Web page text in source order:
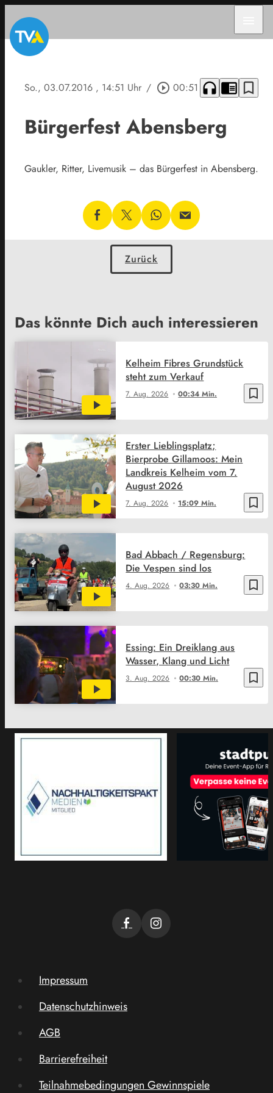
So., 03.07.2016 , 14:51 Uhr / play_circle_outline 00:51 headphones chrome_reader_mode bookmark_border
Bürgerfest Abensberg
Gaukler, Ritter, Livemusik – das Bürgerfest in Abensberg.
Zurück
Das könnte Dich auch interessieren
bookmark_border
7. Aug. 2026 00:34 Min.
Kelheim Fibres Grundstück
steht zum Verkauf
bookmark_border
7. Aug. 2026 15:09 Min.
Erster Lieblingsplatz;
Bierprobe Gillamoos: Mein
Landkreis Kelheim vom 7.
August 2026
bookmark_border
4. Aug. 2026 03:30 Min.
Bad Abbach / Regensburg:
Die Vespen sind los
bookmark_border
3. Aug. 2026 00:30 Min.
Essing: Ein Dreiklang aus
Wasser, Klang und Licht
Impressum
Datenschutzhinweis
AGB
Barrierefreiheit
Teilnahmebedingungen Gewinnspiele